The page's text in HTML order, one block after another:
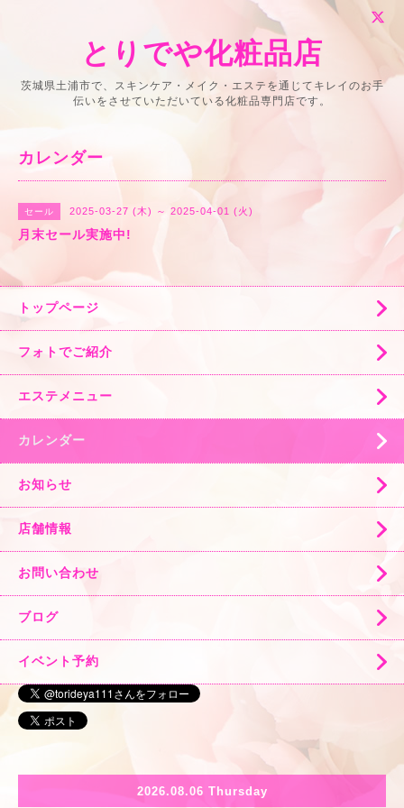
とりでや化粧品店
茨城県土浦市で、スキンケア・メイク・エステを通じてキレイのお手
伝いをさせていただいている化粧品専門店です。
カレンダー
セール 2025-03-27 (木) ～ 2025-04-01 (火)
月末セール実施中!
トップページ
フォトでご紹介
エステメニュー
カレンダー
お知らせ
店舗情報
お問い合わせ
ブログ
イベント予約
2026.08.06 Thursday